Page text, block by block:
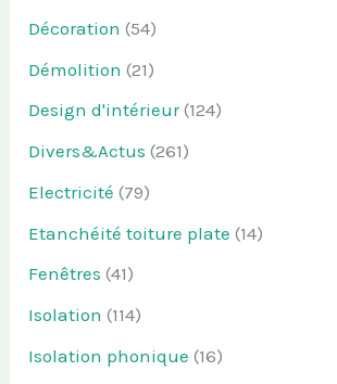
Décoration (54)
Démolition (21)
Design d'intérieur(124)
Divers&Actus (261)
Electricité (79)
Etanchéité toiture plate (14)
Fenêtres (41)
Isolation (114)
Isolation phonique (16)